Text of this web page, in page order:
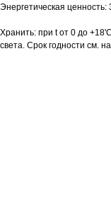
Энергетическая ценность:
Хранить: при t от 0 до
света. Срок годности см.